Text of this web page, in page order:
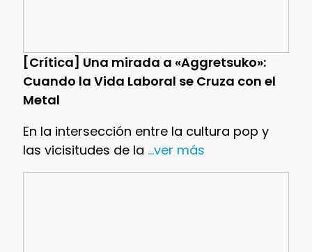
[Crítica] Una mirada a «Aggretsuko»:
Cuando la Vida Laboral se Cruza con el
Metal
En la intersección entre la cultura pop y
las vicisitudes de la ...ver más